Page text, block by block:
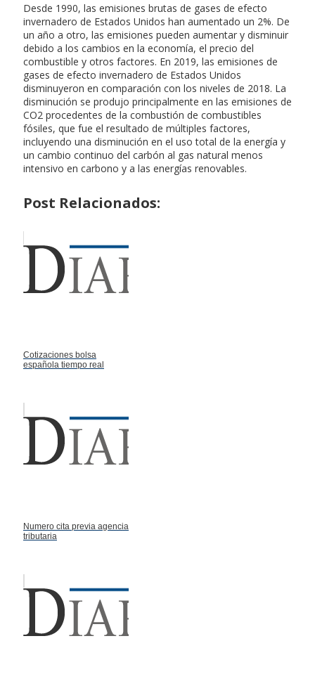
Desde 1990, las emisiones brutas de gases de efecto
invernadero de Estados Unidos han aumentado un 2%. De
un año a otro, las emisiones pueden aumentar y disminuir
debido a los cambios en la economía, el precio del
combustible y otros factores. En 2019, las emisiones de
gases de efecto invernadero de Estados Unidos
disminuyeron en comparación con los niveles de 2018. La
disminución se produjo principalmente en las emisiones de
CO2 procedentes de la combustión de combustibles
fósiles, que fue el resultado de múltiples factores,
incluyendo una disminución en el uso total de la energía y
un cambio continuo del carbón al gas natural menos
intensivo en carbono y a las energías renovables.
Post Relacionados:
Cotizaciones bolsa
española tiempo real
Numero cita previa agencia
tributaria